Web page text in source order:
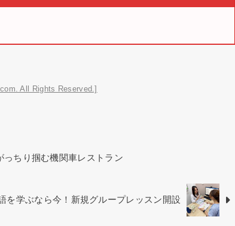
All Rights Reserved.]
ちり掴む機関車レストラン
を学ぶなら今！新規グループレッスン開設